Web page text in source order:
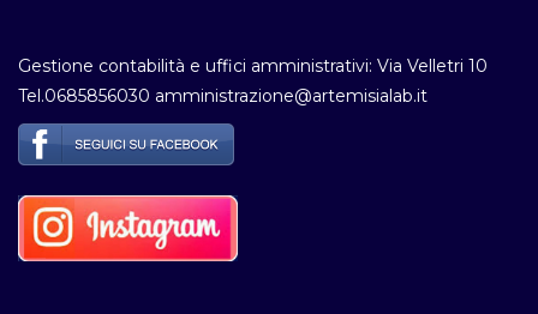
Gestione contabilità e uffici amministrativi: Via Velletri 10
Tel.0685856030 amministrazione@artemisialab.it